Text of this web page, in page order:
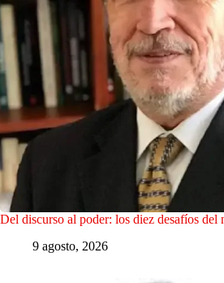
Del discurso al poder: los diez desafíos del
9 agosto, 2026